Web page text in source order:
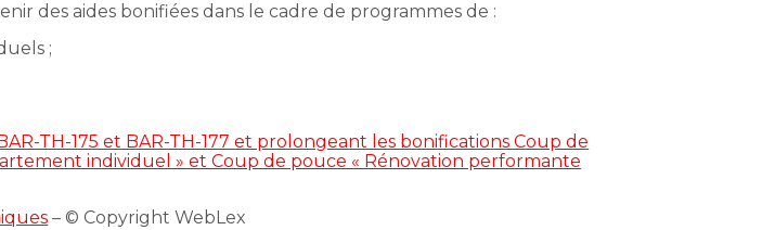
des aides bonifiées dans le cadre de programmes de :
;
TH-175 et BAR-TH-177 et prolongeant les bonifications Coup de
individuel » et Coup de pouce « Rénovation performante
– © Copyright WebLex